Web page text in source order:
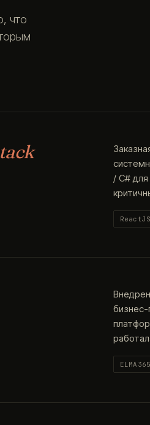
что
/ C#
ReactJS
ELMA365